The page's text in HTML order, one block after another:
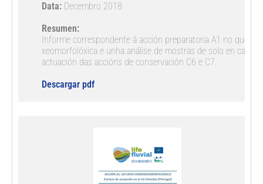
Data: Decembro 2018
Resumen:
Informe correspondente á acción preparatoria A1 no que
xeomorfolóxica e unha análise de mostras de solo en cada
actuación das accións de conservación C6 e C7.
Descargar pdf